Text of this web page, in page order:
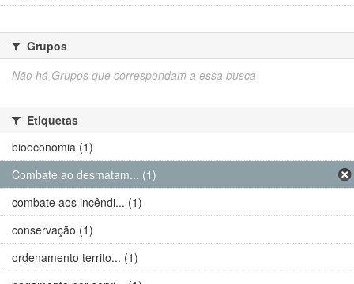
Grupos
Não há Grupos que correspondam a essa busca
Etiquetas
bioeconomia (1)
Combate ao desmatam... (1)
combate aos incêndi... (1)
conservação (1)
ordenamento territo... (1)